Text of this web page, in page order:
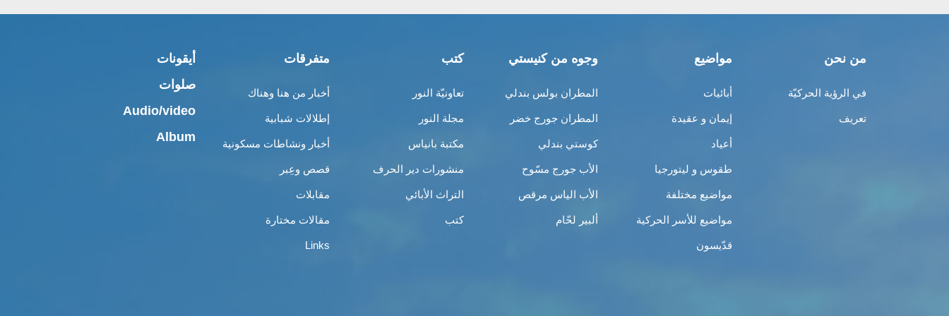
من نحن
في الرؤية الحركيّة
تعريف
مواضيع
أبائيات
إيمان و عقيدة
أعياد
طقوس و ليتورجيا
مواضيع مختلفة
مواضيع للأسر الحركية
قدّيسون
وجوه من كنيستي
المطران بولس بندلي
المطران جورج خضر
كوستي بندلي
الأب جورج مسّوح
الأب الياس مرقص
ألبير لحّام
كتب
تعاونيّة النور
مجلة النور
مكتبة بانياس
منشورات دير الحرف
التراث الأبائي
كتب
متفرقات
أخبار من هنا وهناك
إطلالات شبابية
أخبار ونشاطات مسكونية
قصص وعِبر
مقابلات
مقالات مختارة
Links
أيقونات
صلوات
Audio/video
Album